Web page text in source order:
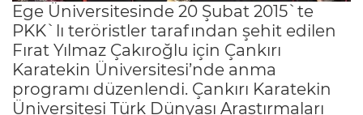
Ege Üniversitesinde 20 Şubat 2015`te
PKK`lı teröristler tarafından şehit edilen
Fırat Yılmaz Çakıroğlu için Çankırı
Karatekin Üniversitesi’nde anma
programı düzenlendi. Çankırı Karatekin
Üniversitesi Türk Dünyası Araştırmaları